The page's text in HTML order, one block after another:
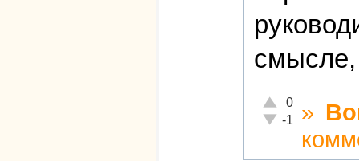
смысле,
Отлично!
0
Неадекватно!
-1 »